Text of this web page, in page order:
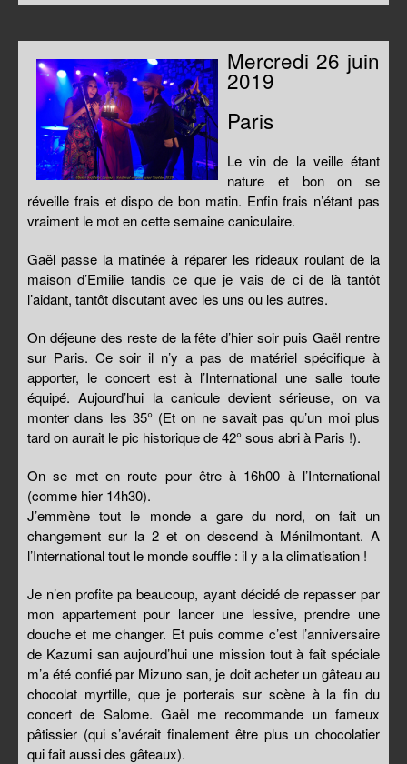
Mercredi 26 juin
2019
Paris
Le vin de la veille étant
nature et bon on se
réveille frais et dispo de bon matin. Enfin frais n’étant pas
vraiment le mot en cette semaine caniculaire.
Gaël passe la matinée à réparer les rideaux roulant de la
maison d’Emilie tandis ce que je vais de ci de là tantôt
l’aidant, tantôt discutant avec les uns ou les autres.
On déjeune des reste de la fête d’hier soir puis Gaël rentre
sur Paris. Ce soir il n’y a pas de matériel spécifique à
apporter, le concert est à l’International une salle toute
équipé. Aujourd’hui la canicule devient sérieuse, on va
monter dans les 35° (Et on ne savait pas qu’un moi plus
tard on aurait le pic historique de 42° sous abri à Paris !).
On se met en route pour être à 16h00 à l’International
(comme hier 14h30).
J’emmène tout le monde a gare du nord, on fait un
changement sur la 2 et on descend à Ménilmontant. A
l’International tout le monde souffle : il y a la climatisation !
Je n’en profite pa beaucoup, ayant décidé de repasser par
mon appartement pour lancer une lessive, prendre une
douche et me changer. Et puis comme c’est l’anniversaire
de Kazumi san aujourd’hui une mission tout à fait spéciale
m’a été confié par Mizuno san, je doit acheter un gâteau au
chocolat myrtille, que je porterais sur scène à la fin du
concert de Salome. Gaël me recommande un fameux
pâtissier (qui s’avérait finalement être plus un chocolatier
qui fait aussi des gâteaux).